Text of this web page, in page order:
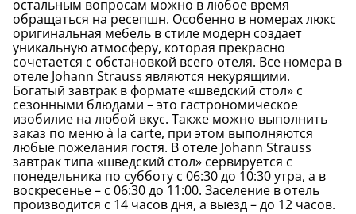
остальным вопросам можно в любое время
обращаться на ресепшн. Особенно в номерах люкс
оригинальная мебель в стиле модерн создает
уникальную атмосферу, которая прекрасно
сочетается с обстановкой всего отеля. Все номера в
отеле Johann Strauss являются некурящими.
Богатый завтрак в формате «шведский стол» с
сезонными блюдами – это гастрономическое
изобилие на любой вкус. Также можно выполнить
заказ по меню à la carte, при этом выполняются
любые пожелания гостя. В отеле Johann Strauss
завтрак типа «шведский стол» сервируется с
понедельника по субботу с 06:30 до 10:30 утра, а в
воскресенье – с 06:30 до 11:00. Заселение в отель
производится с 14 часов дня, а выезд – до 12 часов.